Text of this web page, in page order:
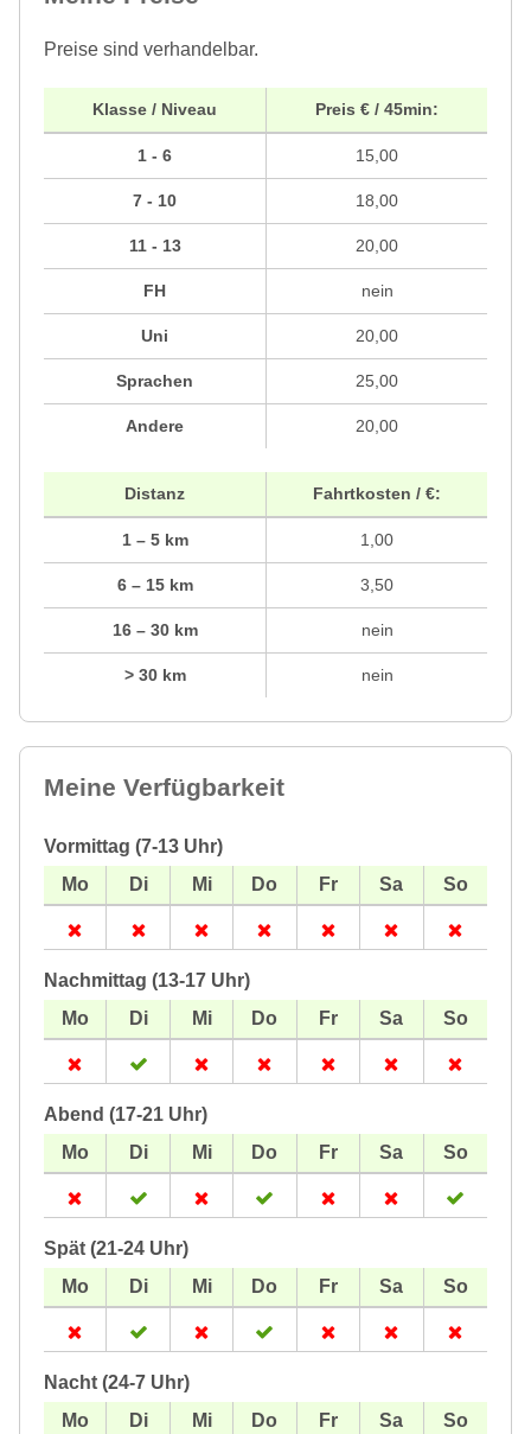
Preise sind verhandelbar.
Klasse / Niveau
1 - 6
7 - 10
11 - 13
FH
Uni
Sprachen
Andere
Preis € / 45min:
15,00
18,00
20,00
nein
20,00
25,00
20,00
Distanz
1 – 5 km
6 – 15 km
16 – 30 km
> 30 km
Fahrtkosten / €:
1,00
3,50
nein
nein
Meine Verfügbarkeit
Vormittag (7-13 Uhr)
Nachmittag (13-17 Uhr)
Abend (17-21 Uhr)
Spät (21-24 Uhr)
Nacht (24-7 Uhr)